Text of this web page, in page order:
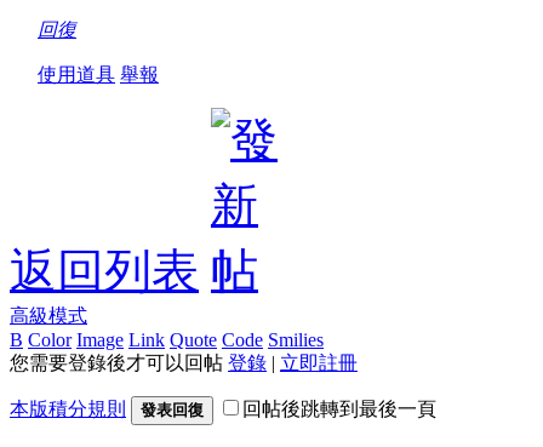
回復
使用道具 舉報
返回列表
高級模式
B Color Image Link Quote Code Smilies
您需要登錄後才可以回帖 登錄 | 立即註冊
本版積分規則 發表回復 回帖後跳轉到最後一頁